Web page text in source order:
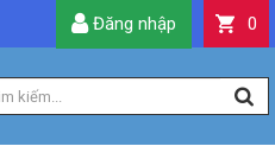
0
Đăng nhập